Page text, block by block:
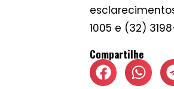
1005 e (32)
Compartilhe